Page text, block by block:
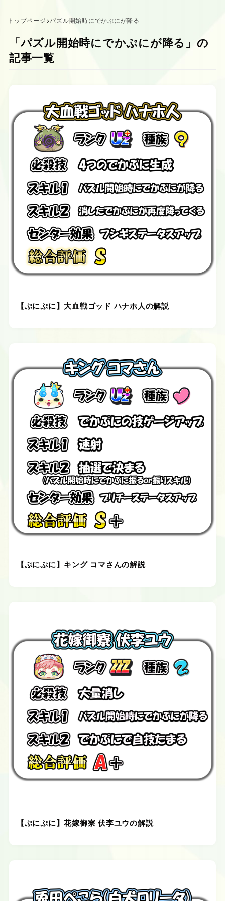
トップページ>パズル開始時にでかぷにが降る
「パズル開始時にでかぷにが降る」の
記事一覧
【ぷにぷに】大血戦ゴッド ハナホ人の解説
【ぷにぷに】キング コマさんの解説
【ぷにぷに】花嫁御寮 伏李ユウの解説